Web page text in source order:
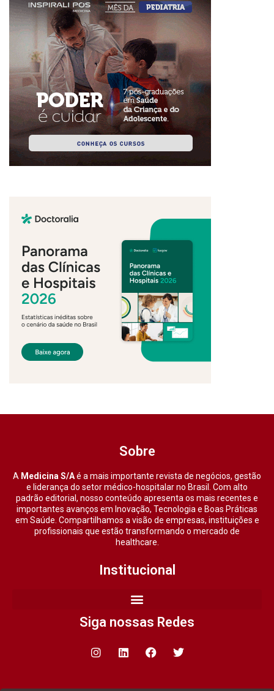
Sobre
A Medicina S/Aé a mais importante revista de negócios, gestão
e liderança do setor médico-hospitalar no Brasil. Com alto
padrão editorial, nosso conteúdo apresenta os mais recentes e
importantes avanços em Inovação, Tecnologia e Boas Práticas
em Saúde. Compartilhamos a visão de empresas, instituições e
profissionais que estão transformando o mercado de
healthcare.
Institucional
Siga nossas Redes